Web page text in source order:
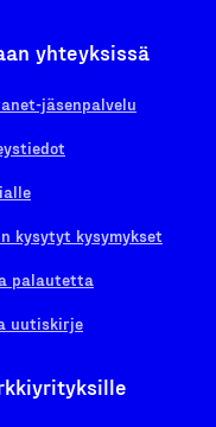
yhteyksissä
jäsenpalvelu
kysytyt kysymykset
palautetta
uutiskirje